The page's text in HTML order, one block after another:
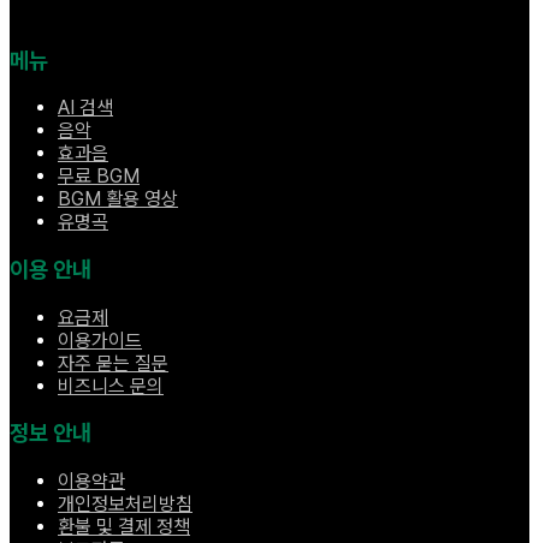
메뉴
AI 검색
음악
효과음
무료 BGM
BGM 활용 영상
유명곡
이용 안내
요금제
이용가이드
자주 묻는 질문
비즈니스 문의
정보 안내
이용약관
개인정보처리방침
환불 및 결제 정책